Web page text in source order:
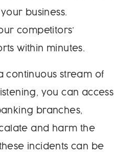
business.
competitors’
within minutes.
continuous stream of
you can access
branches,
and harm the
incidents can be